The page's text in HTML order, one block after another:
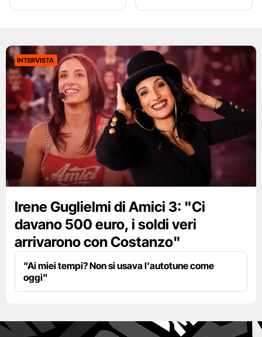
INTERVISTA
Irene Guglielmi di Amici 3: "Ci
davano 500 euro, i soldi veri
arrivarono con Costanzo"
"Ai miei tempi? Non si usava l'autotune come
oggi"